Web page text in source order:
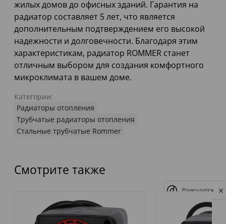
жилых домов до офисных зданий. Гарантия на
радиатор составляет 5 лет, что является
дополнительным подтверждением его высокой
надежности и долговечности. Благодаря этим
характеристикам, радиатор ROMMER станет
отличным выбором для создания комфортного
микроклимата в вашем доме.
Категории:
Радиаторы отопления
Трубчатые радиаторы отопления
Стальные трубчатые Rommer
Смотрите также
Privacy notice